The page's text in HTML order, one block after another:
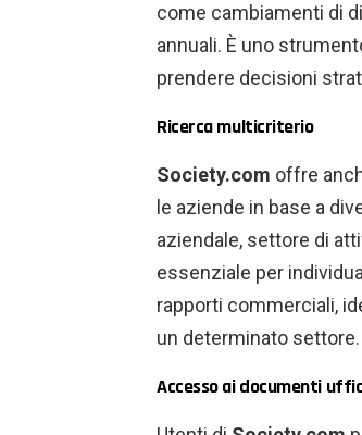
come cambiamenti di
annuali. È uno
prendere decisioni
Ricerca multicriterio
Society.com offre
le aziende in base a
aziendale, settore di
essenziale per
rapporti commerciali,
un determinato settore.
Accesso ai documenti